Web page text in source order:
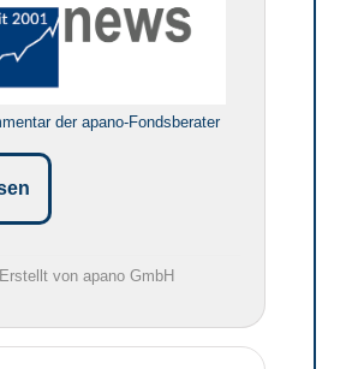
der apano-Fondsberater
Erstellt von apano GmbH